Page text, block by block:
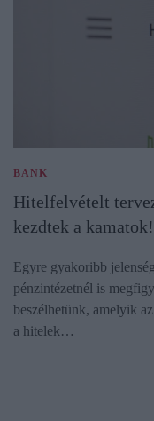
BANK
Hitelfelvételt
kezdtek a kamatok!
Egyre gyakoribb
pénzintézetnél is
beszélhetünk, amelyik
a hitelek…